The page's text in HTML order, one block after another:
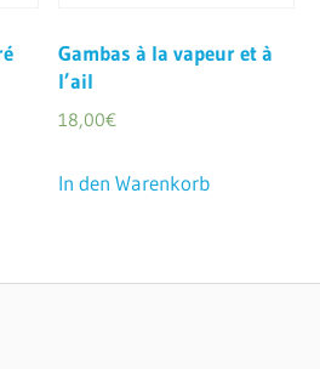
Gambas à la vapeur et à
l’ail
18,00€
In den Warenkorb